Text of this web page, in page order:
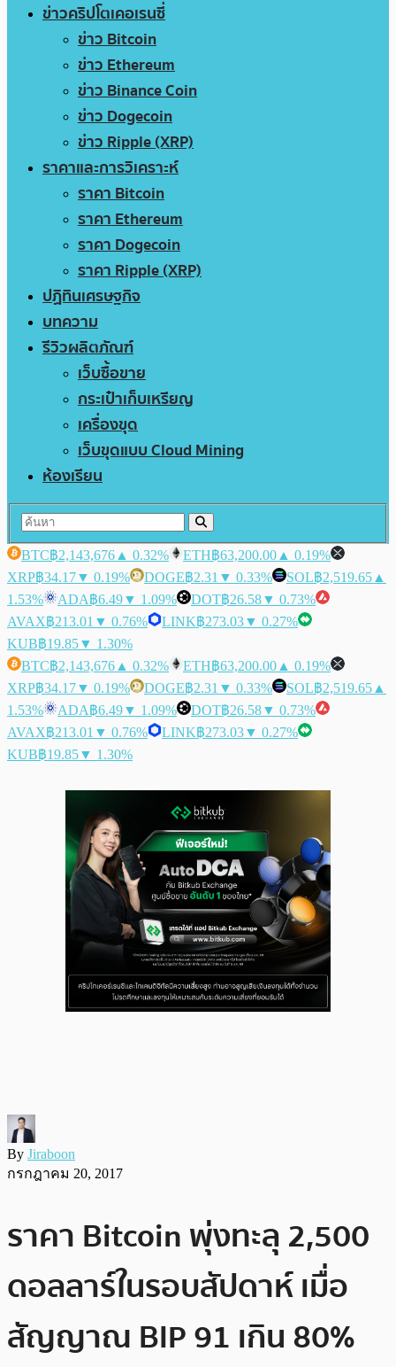
ข่าวคริปโตเคอเรนซี่
ข่าว Bitcoin
ข่าว Ethereum
ข่าว Binance Coin
ข่าว Dogecoin
ข่าว Ripple (XRP)
ราคาและการวิเคราะห์
ราคา Bitcoin
ราคา Ethereum
ราคา Dogecoin
ราคา Ripple (XRP)
ปฏิทินเศรษฐกิจ
บทความ
รีวิวผลิตภัณฑ์
เว็บซื้อขาย
กระเป๋าเก็บเหรียญ
เครื่องขุด
เว็บขุดแบบ Cloud Mining
ห้องเรียน
BTC฿2,143,676 ▲ 0.32% ETH฿63,200.00 ▲ 0.19%
XRP฿34.17▼ 0.19% DOGE฿2.31 ▼ 0.33% SOL฿2,519.65 ▲
1.53%
ADA฿6.49▼ 1.09% DOT฿26.58▼ 0.73%
AVAX฿213.01 ▼ 0.76% LINK฿273.03▼ 0.27%
KUB฿19.85▼ 1.30%
BTC฿2,143,676 ▲ 0.32% ETH฿63,200.00 ▲ 0.19%
XRP฿34.17▼ 0.19% DOGE฿2.31 ▼ 0.33% SOL฿2,519.65 ▲
1.53%
ADA฿6.49▼ 1.09% DOT฿26.58▼ 0.73%
AVAX฿213.01 ▼ 0.76% LINK฿273.03▼ 0.27%
KUB฿19.85▼ 1.30%
By Jiraboon
กรกฎาคม 20, 2017
ราคา Bitcoin พุ่งทะลุ 2,500
ดอลลาร์ในรอบสัปดาห์ เมื่อ
สัญญาณ BIP 91 เกิน 80%